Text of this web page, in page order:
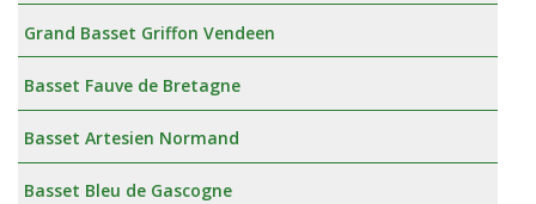
Grand Basset Griffon Vendeen
Basset Fauve de Bretagne
Basset Artesien Normand
Basset Bleu de Gascogne